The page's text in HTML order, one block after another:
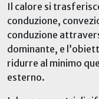
Il calore si
conduzione,
conduzione
dominante, e
ridurre al minimo
esterno.